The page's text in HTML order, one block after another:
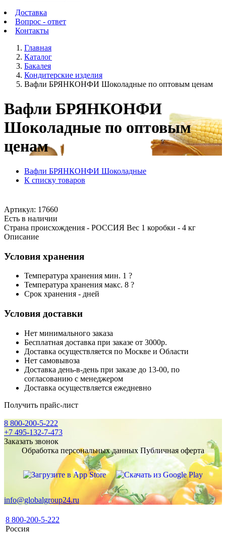
Доставка
Вопрос - ответ
Контакты
Главная
Каталог
Бакалея
Кондитерские изделия
Вафли БРЯНКОНФИ Шоколадные по оптовым ценам
Вафли БРЯНКОНФИ
Шоколадные по оптовым
ценам
Вафли БРЯНКОНФИ Шоколадные
К списку товаров
Артикул: 17660
Есть в наличии
Страна происхождения - РОССИЯ Вес 1 коробки - 4 кг
Описание
Условия хранения
Температура хранения мин. 1 ?
Температура хранения макс. 8 ?
Срок хранения - дней
Условия доставки
Нет минимального заказа
Бесплатная доставка при заказе от 3000р.
Доставка осуществляется по Москве и Области
Нет самовывоза
Доставка день-в-день при заказе до 13-00, по
согласованию с менеджером
Доставка осуществляется ежедневно
Получить прайс-лист
8 800-200-5-222
+7 495-132-7-473
Заказать звонок
Обработка персональных данных Публичная оферта
info@globalgroup24.ru
8 800-200-5-222
Россия